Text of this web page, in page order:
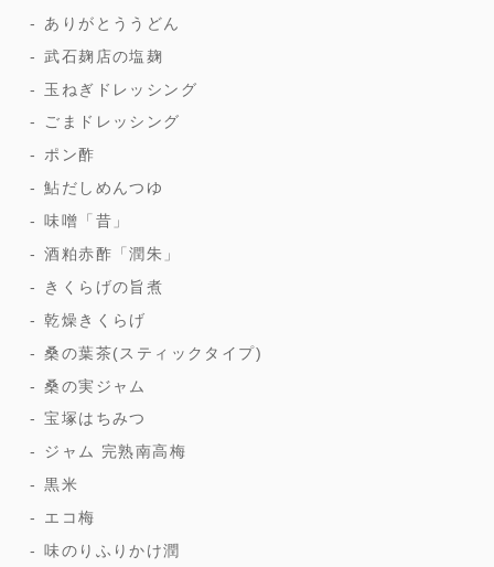
ありがとううどん
武石麹店の塩麹
玉ねぎドレッシング
ごまドレッシング
ポン酢
鮎だしめんつゆ
味噌「昔」
酒粕赤酢「潤朱」
きくらげの旨煮
乾燥きくらげ
桑の葉茶(スティックタイプ)
桑の実ジャム
宝塚はちみつ
ジャム 完熟南高梅
黒米
エコ梅
味のりふりかけ潤